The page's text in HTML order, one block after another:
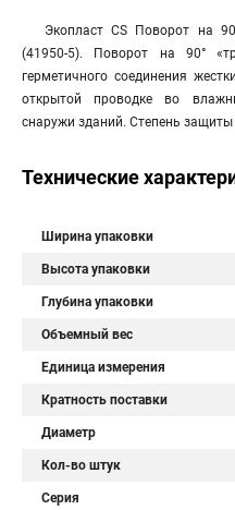
Экопласт CS Поворот на
(41950-5). Поворот на 90°
герметичного соединения
открытой проводке во
снаружи зданий. Степень
Технические
Ширина упаковки
Высота упаковки
Глубина упаковки
Объемный вес
Единица измерения
Кратность поставки
Диаметр
Кол-во штук
Серия